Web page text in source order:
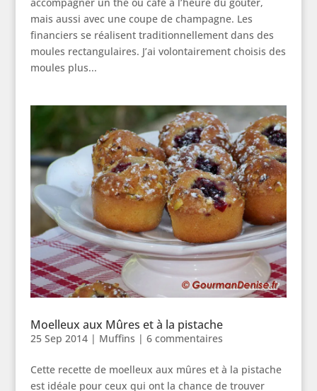
mais aussi avec une coupe de champagne. Les
financiers se réalisent traditionnellement dans des
moules rectangulaires. J’ai volontairement choisis des
moules plus...
Moelleux aux Mûres et à la pistache
25 Sep 2014| Muffins | 6 commentaires
Cette recette de moelleux aux mûres et à la pistache
est idéale pour ceux qui ont la chance de trouver